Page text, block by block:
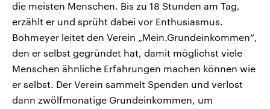
die meisten Menschen. Bis zu 18 Stunden am Tag,
erzählt er und sprüht dabei vor Enthusiasmus.
Bohmeyer leitet den Verein „Mein.Grundeinkommen“,
den er selbst gegründet hat, damit möglichst viele
Menschen ähnliche Erfahrungen machen können wie
er selbst. Der Verein sammelt Spenden und verlost
dann zwölfmonatige Grundeinkommen, um